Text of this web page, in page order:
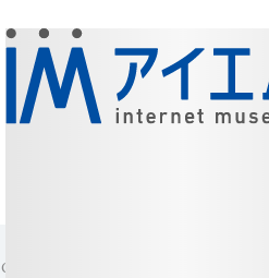
Copyright(C)1996-2026 Internet